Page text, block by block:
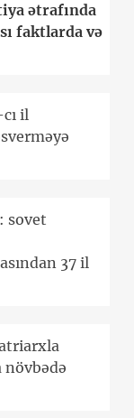
ətrafında
faktlarda və
il
sovet
37 il
növbədə